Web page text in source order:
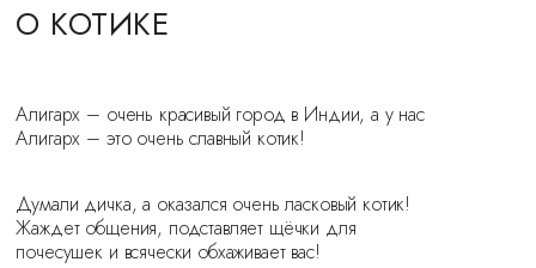
О КОТИКЕ
Алигарх – очень красивый город в Индии, а у нас
Алигарх – это очень славный котик!
Думали дичка, а оказался очень ласковый котик!
Жаждет общения, подставляет щёчки для
почесушек и всячески обхаживает вас!